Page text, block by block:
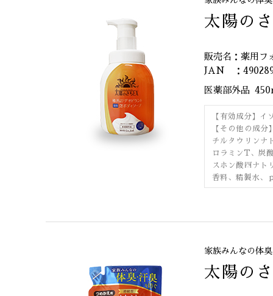
太陽の
販売名：薬用フ
JAN ：
医薬部外品
【有効成分】イ
【その他の成
チルタウリンナ
ロラミンT、炭
スホン酸四ナト
香料、精製水、
家族みんなの体
太陽の